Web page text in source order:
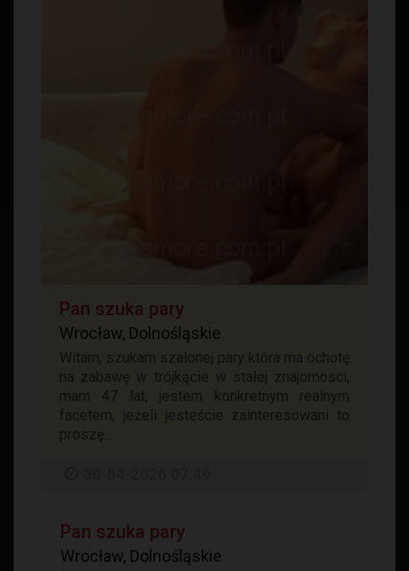
Pan szuka pary
Wrocław, Dolnośląskie
Witam, szukam szalonej pary która ma ochotę
na zabawę w trójkącie w stałej znajomosci,
mam 47 lat, jestem konkretnym realnym
facetem, jeżeli jesteście zainteresowani to
proszę...
Pan szuka pary
Wrocław, Dolnośląskie